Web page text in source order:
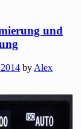
und
by Alex